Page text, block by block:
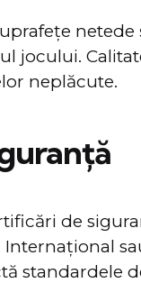
jocului.
neplăcute.
de
standardele